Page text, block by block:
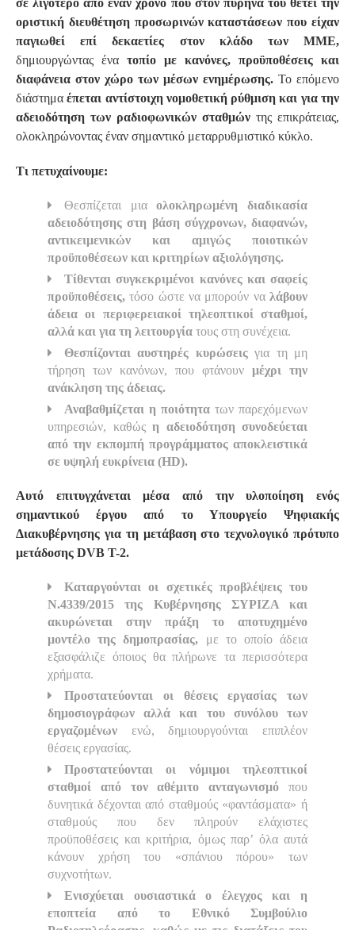
οριστική διευθέτηση προσωρινών καταστάσεων που είχαν
παγιωθεί επί δεκαετίες στον κλάδο των ΜΜΕ,
δημιουργώντας ένα τοπίο με κανόνες, προϋποθέσεις και
διαφάνεια στον χώρο των μέσων ενημέρωσης. Το επόμενο
διάστημαέπεται αντίστοιχη νομοθετική ρύθμιση και για την
αδειοδότηση των ραδιοφωνικών σταθμών της επικράτειας,
ολοκληρώνοντας έναν σημαντικό μεταρρυθμιστικό κύκλο.
Τι πετυχαίνουμε:
Θεσπίζεται μιαολοκληρωμένη διαδικασία
αδειοδότησης στη βάση σύγχρονων, διαφανών,
αντικειμενικών και αμιγώς ποιοτικών
προϋποθέσεων και κριτηρίων αξιολόγησης.
Τίθενται συγκεκριμένοι κανόνες και σαφείς
προϋποθέσεις, τόσο ώστε να μπορούν να λάβουν
άδεια οι περιφερειακοί τηλεοπτικοί σταθμοί,
αλλά και για τη λειτουργία τους στη συνέχεια.
Θεσπίζονται αυστηρές κυρώσειςγια τη μη
τήρηση των κανόνων, που φτάνουν μέχρι την
ανάκληση της άδειας.
Αναβαθμίζεται η ποιότητα των παρεχόμενων
υπηρεσιών, καθώς η αδειοδότηση συνοδεύεται
από την εκπομπή προγράμματος αποκλειστικά
σε υψηλή ευκρίνεια (HD).
Αυτό επιτυγχάνεται μέσα από την υλοποίηση ενός
σημαντικού έργου από το Υπουργείο Ψηφιακής
Διακυβέρνησης για τη μετάβαση στο τεχνολογικό πρότυπο
μετάδοσης DVB T-2.
Καταργούνται οι σχετικές προβλέψεις του
Ν.4339/2015 της Κυβέρνησης ΣΥΡΙΖΑ και
ακυρώνεται στην πράξη το αποτυχημένο
μοντέλο της δημοπρασίας, με το οποίο άδεια
εξασφάλιζε όποιος θα πλήρωνε τα περισσότερα
χρήματα.
Προστατεύονται οι θέσεις εργασίας των
δημοσιογράφων αλλά και του συνόλου των
εργαζομένων ενώ, δημιουργούνται επιπλέον
θέσεις εργασίας.
Προστατεύονται οι νόμιμοι τηλεοπτικοί
σταθμοί από τον αθέμιτο ανταγωνισμό που
δυνητικά δέχονται από σταθμούς «φαντάσματα» ή
σταθμούς που δεν πληρούν ελάχιστες
προϋποθέσεις και κριτήρια, όμως παρ’ όλα αυτά
κάνουν χρήση του «σπάνιου πόρου» των
συχνοτήτων.
Ενισχύεται ουσιαστικά ο έλεγχος και η
εποπτεία από το Εθνικό Συμβούλιο